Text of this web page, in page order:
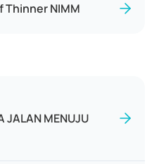
Thinner NIMM
JALAN MENUJU